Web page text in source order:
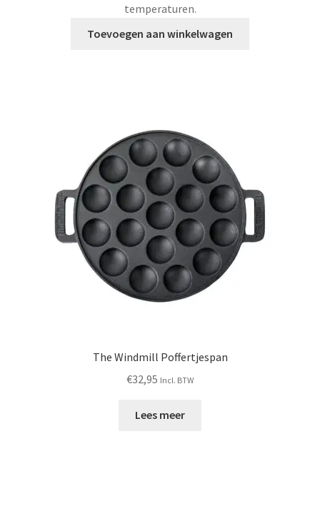
temperaturen.
Toevoegen aan winkelwagen
The Windmill Poffertjespan
€32,95 Incl. BTW
Lees meer